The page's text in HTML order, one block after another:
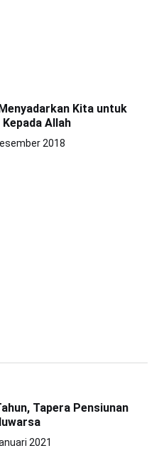
Kita untuk
Allah
2018
Tapera Pensiunan
2021